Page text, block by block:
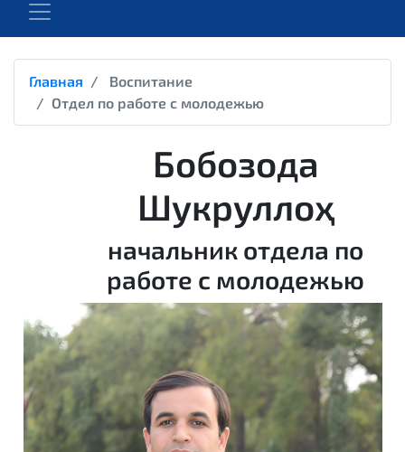
Главная
Воспитание
Отдел по работе с молодежью
Бобозода
Шукруллоҳ
начальник отдела по
работе с молодежью